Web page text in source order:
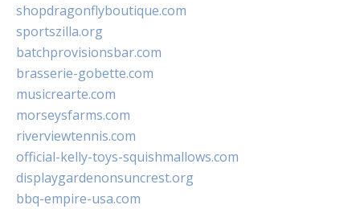
shopdragonflyboutique.com
sportszilla.org
batchprovisionsbar.com
brasserie-gobette.com
musicrearte.com
morseysfarms.com
riverviewtennis.com
official-kelly-toys-squishmallows.com
displaygardenonsuncrest.org
bbq-empire-usa.com